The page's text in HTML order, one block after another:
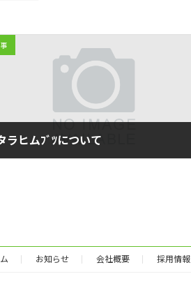
ラヒムﾌﾞﾂについて
お知らせ 会社概要 採用情報